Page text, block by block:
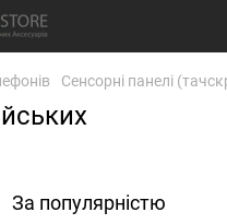
Сенсорні панелі
За популярністю